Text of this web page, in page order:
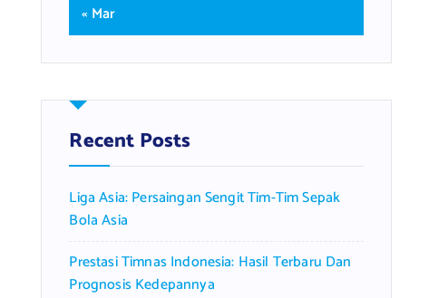
« Mar
Recent Posts
Liga Asia: Persaingan Sengit Tim-Tim Sepak
Bola Asia
Prestasi Timnas Indonesia: Hasil Terbaru Dan
Prognosis Kedepannya